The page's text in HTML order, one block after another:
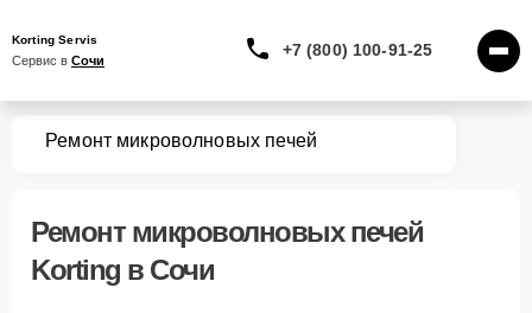
Korting Servis
Сервис в Сочи
+7 (800) 100-91-25
Ремонт микроволновых печей
Ремонт микроволновых печей
Korting в Сочи